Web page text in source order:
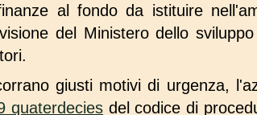
al fondo da istituire
del Ministero dello
giusti motivi di urgenza,
quaterdecies del codice di